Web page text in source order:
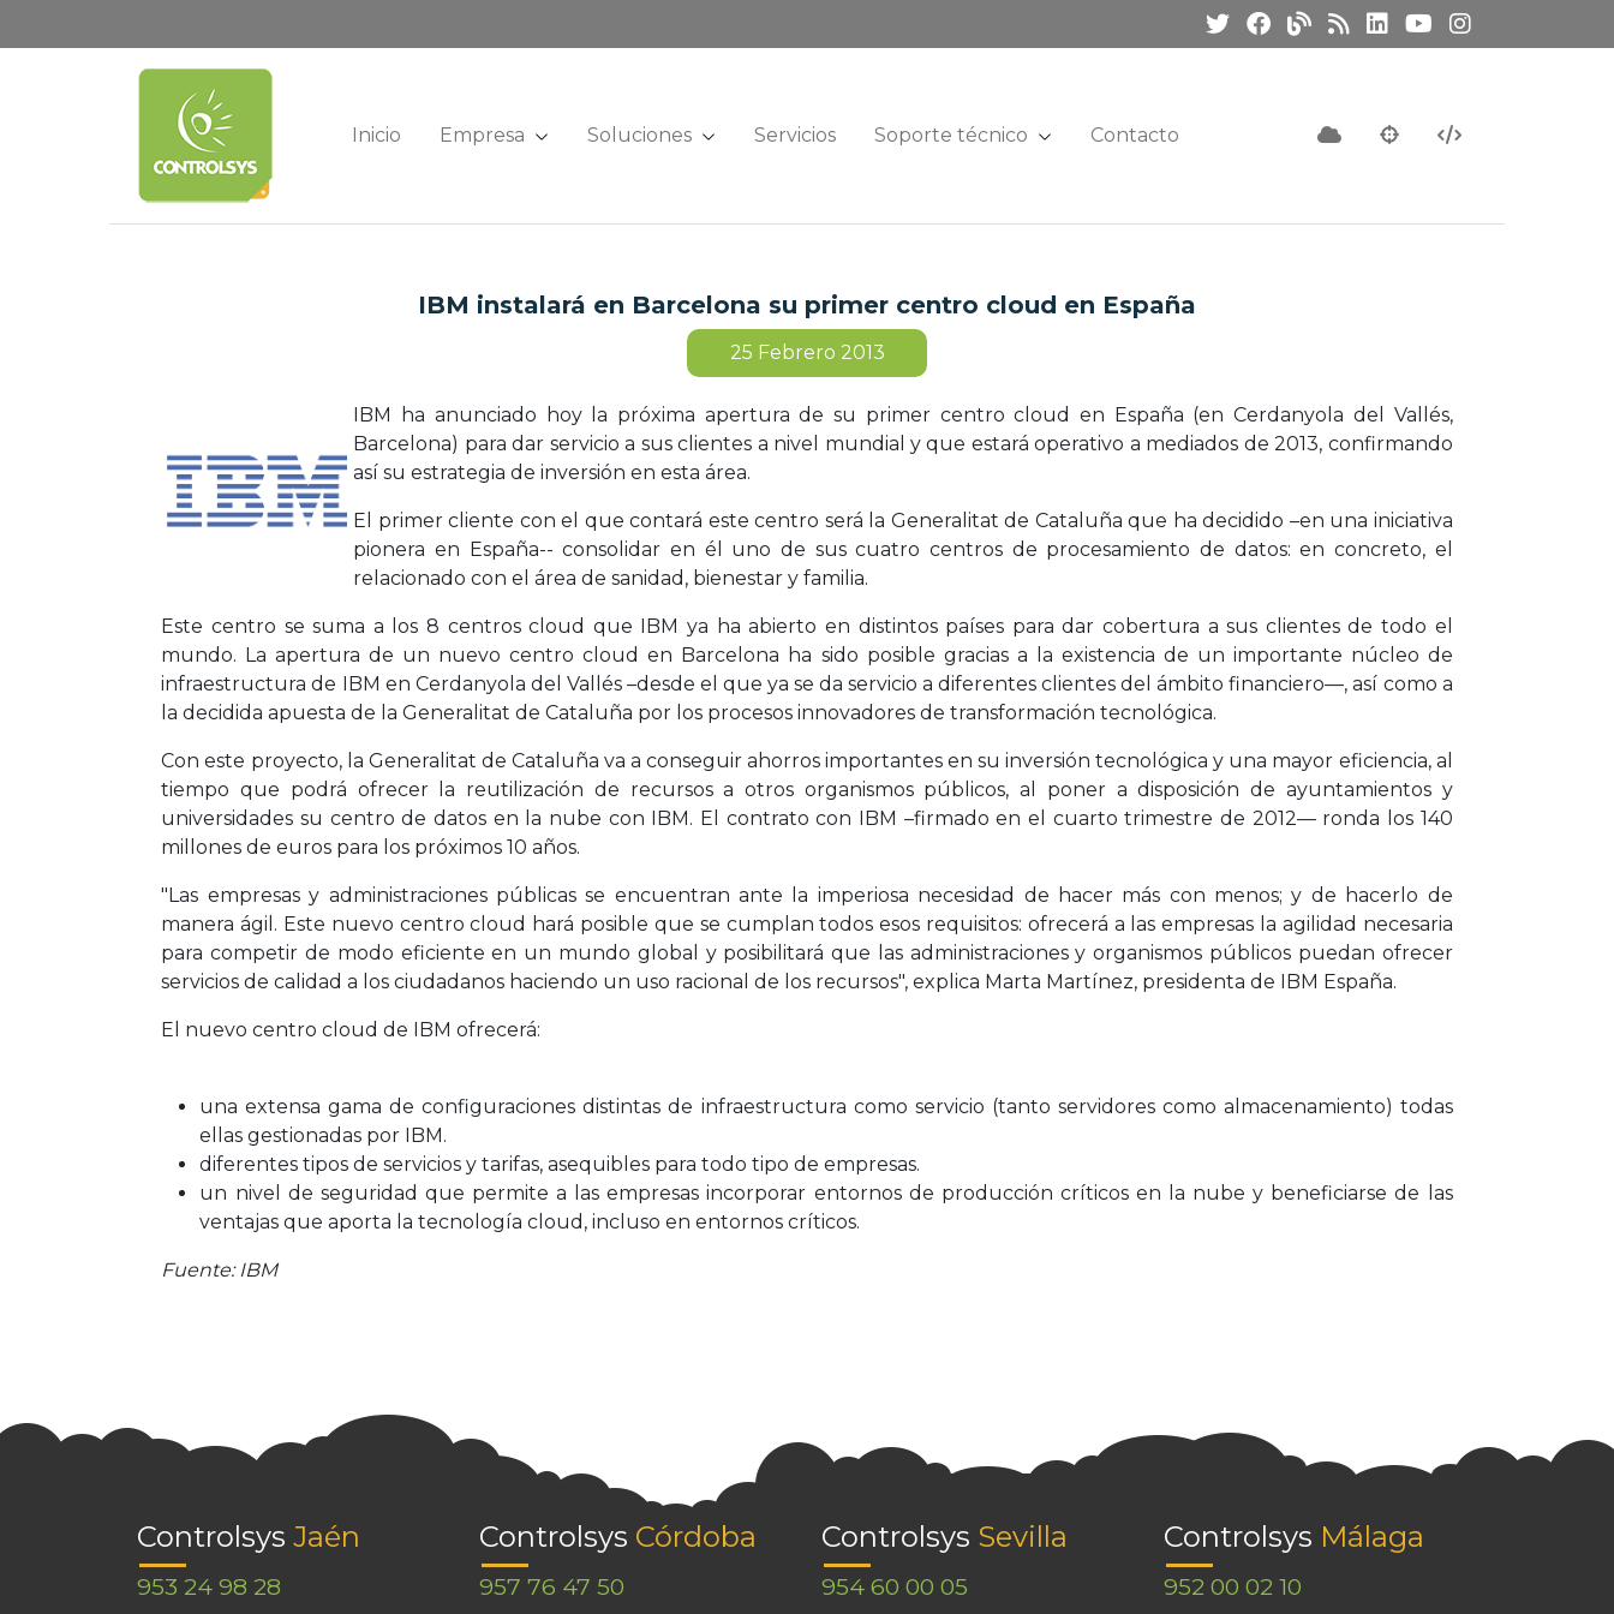
Inicio Empresa Soluciones Servicios Soporte técnico Contacto
IBM instalará en Barcelona su primer centro cloud en España
25 Febrero 2013
IBM ha anunciado hoy la próxima apertura de su primer centro cloud en España (en Cerdanyola del Vallés,
Barcelona) para dar servicio a sus clientes a nivel mundial y que estará operativo a mediados de 2013, confirmando
así su estrategia de inversión en esta área.
El primer cliente con el que contará este centro será la Generalitat de Cataluña que ha decidido –en una iniciativa
pionera en España-- consolidar en él uno de sus cuatro centros de procesamiento de datos: en concreto, el
relacionado con el área de sanidad, bienestar y familia.
Este centro se suma a los 8 centros cloud que IBM ya ha abierto en distintos países para dar cobertura a sus clientes de todo el
mundo. La apertura de un nuevo centro cloud en Barcelona ha sido posible gracias a la existencia de un importante núcleo de
infraestructura de IBM en Cerdanyola del Vallés –desde el que ya se da servicio a diferentes clientes del ámbito financiero—, así como a
la decidida apuesta de la Generalitat de Cataluña por los procesos innovadores de transformación tecnológica.
Con este proyecto, la Generalitat de Cataluña va a conseguir ahorros importantes en su inversión tecnológica y una mayor eficiencia, al
tiempo que podrá ofrecer la reutilización de recursos a otros organismos públicos, al poner a disposición de ayuntamientos y
universidades su centro de datos en la nube con IBM. El contrato con IBM –firmado en el cuarto trimestre de 2012— ronda los 140
millones de euros para los próximos 10 años.
"Las empresas y administraciones públicas se encuentran ante la imperiosa necesidad de hacer más con menos; y de hacerlo de
manera ágil. Este nuevo centro cloud hará posible que se cumplan todos esos requisitos: ofrecerá a las empresas la agilidad necesaria
para competir de modo eficiente en un mundo global y posibilitará que las administraciones y organismos públicos puedan ofrecer
servicios de calidad a los ciudadanos haciendo un uso racional de los recursos", explica Marta Martínez, presidenta de IBM España.
El nuevo centro cloud de IBM ofrecerá:
una extensa gama de configuraciones distintas de infraestructura como servicio (tanto servidores como almacenamiento) todas
ellas gestionadas por IBM.
diferentes tipos de servicios y tarifas, asequibles para todo tipo de empresas.
un nivel de seguridad que permite a las empresas incorporar entornos de producción críticos en la nube y beneficiarse de las
ventajas que aporta la tecnología cloud, incluso en entornos críticos.
Fuente: IBM
Controlsys Jaén
953 24 98 28
Controlsys Córdoba
957 76 47 50
Controlsys Sevilla
954 60 00 05
Controlsys Málaga
952 00 02 10